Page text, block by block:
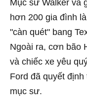
Mục sư Walker và
hơn 200 gia đình
"càn quét" bang
Ngoài ra, cơn bão
và chiếc xe yêu
Ford đã quyết
mục sư.